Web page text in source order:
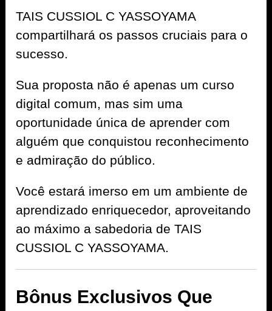
TAIS CUSSIOL C YASSOYAMA
compartilhará os passos cruciais para o
sucesso.
Sua proposta não é apenas um curso
digital comum, mas sim uma
oportunidade única de aprender com
alguém que conquistou reconhecimento
e admiração do público.
Você estará imerso em um ambiente de
aprendizado enriquecedor, aproveitando
ao máximo a sabedoria de TAIS
CUSSIOL C YASSOYAMA.
Bônus Exclusivos Que